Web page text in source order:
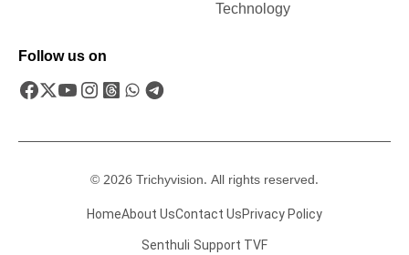
Technology
Follow us on
© 2026 Trichyvision. All rights reserved.
HomeAbout UsContact UsPrivacy Policy
Senthuli Support TVF